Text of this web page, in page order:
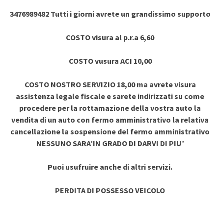
3476989482 Tutti i giorni avrete un grandissimo supporto
COSTO visura al p.r.a 6,60
COSTO vusura ACI 10,00
COSTO NOSTRO SERVIZIO 18,00 ma avrete visura
assistenza legale fiscale e sarete indirizzati su come
procedere per la rottamazione della vostra auto la
vendita di un auto con fermo amministrativo la relativa
cancellazione la sospensione del fermo amministrativo
NESSUNO SARA’IN GRADO DI DARVI DI PIU’
Puoi usufruire anche di altri servizi.
PERDITA DI POSSESSO VEICOLO